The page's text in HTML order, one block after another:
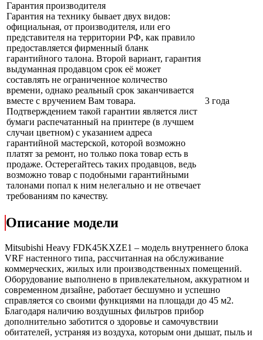
Гарантия производителя
Гарантия на технику бывает двух видов:
официальная, от производителя, или его
представителя на территории РФ, как правило
предоставляется фирменный бланк
гарантийного талона. Второй вариант, гарантия
выдуманная продавцом срок её может
составлять не ограниченное количество
времени, однако реальный срок заканчивается
вместе с вручением Вам товара.
Подтверждением такой гарантии является лист
бумаги распечатанный на принтере (в лучшем
случаи цветном) с указанием адреса
гарантийной мастерской, которой возможно
платят за ремонт, но только пока товар есть в
продаже. Остерегайтесь таких продавцов, ведь
возможно товар с подобными гарантийными
талонами попал к ним нелегально и не отвечает
требованиям по качеству.
3 года
Описание модели
Mitsubishi Heavy FDK45KXZE1 – модель внутреннего блока
VRF настенного типа, рассчитанная на обслуживание
коммерческих, жилых или производственных помещений.
Оборудование выполнено в привлекательном, аккуратном и
современном дизайне, работает бесшумно и успешно
справляется со своими функциями на площади до 45 м2.
Благодаря наличию воздушных фильтров прибор
дополнительно заботится о здоровье и самочувствии
обитателей, устраняя из воздуха, которым они дышат, пыль и